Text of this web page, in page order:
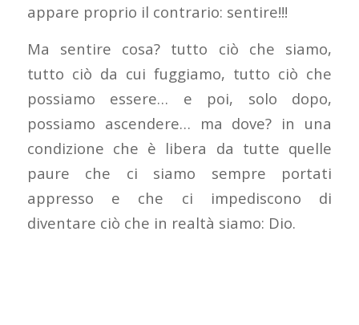
appare proprio il contrario: sentire!!!
Ma sentire cosa? tutto ciò che siamo,
tutto ciò da cui fuggiamo, tutto ciò che
possiamo essere… e poi, solo dopo,
possiamo ascendere… ma dove? in una
condizione che è libera da tutte quelle
paure che ci siamo sempre portati
appresso e che ci impediscono di
diventare ciò che in realtà siamo: Dio.